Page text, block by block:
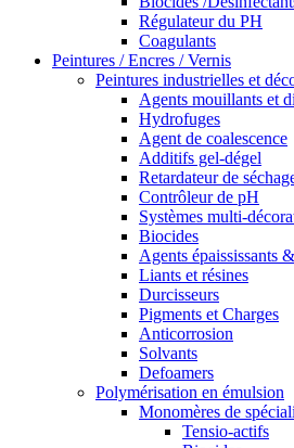
Régulateur du PH
Coagulants
Peintures / Encres / Vernis
Peintures industrielles et
Agents mouillants et
Hydrofuges
Agent de coalescence
Additifs gel-dégel
Retardateur de
Contrôleur de pH
Systèmes multi-
Biocides
Agents épaississants
Liants et résines
Durcisseurs
Pigments et Charges
Anticorrosion
Solvants
Defoamers
Polymérisation en émulsion
Monomères de
Tensio-actifs